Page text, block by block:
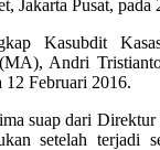
Jakarta Pusat, pada
Kasubdit
Andri
12 Februari 2016.
suap dari
setelah terjadi